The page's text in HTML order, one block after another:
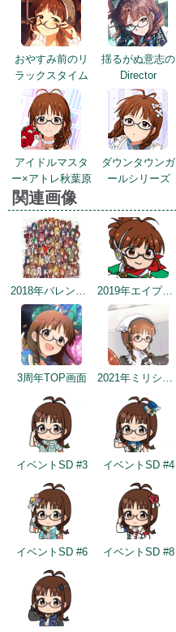
おやすみ前のリ
ラックスタイム
揺るがぬ意志の
Director
アイドルマスタ
ー×アトレ秋葉原
ダウンタウンガ
ールシリーズ
関連画像
2018年バレンタインデー公式ツイート 2019年エイプリルミニゲーム
3周年TOP画面 2021年ミリシタ4周年カウントダウン（3日前）
イベントSD #3 イベントSD #4
イベントSD #6 イベントSD #8